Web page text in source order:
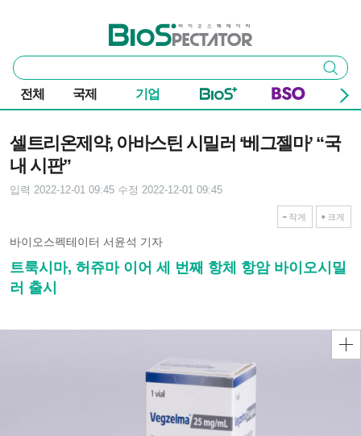
바이오스펙테이터
통
합
검
색
검색
전체 국제 기업
셀트리온제약, 아바스틴 시밀러 ‘베그젤마’ “국
내 시판”
입력 2022-12-01 09:45 수정 2022-12-01 09:45
작게 크게
바이오스펙테이터 서윤석 기자
트룩시마, 허쥬마 이어 세 번째 항체 항암 바이오시밀
러 출시